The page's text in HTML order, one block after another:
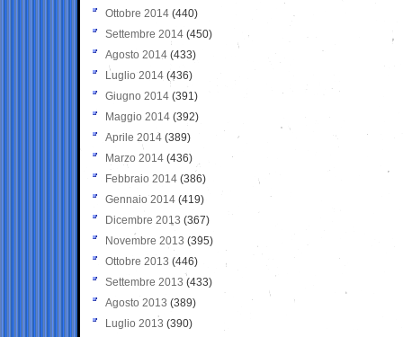
Ottobre 2014 (440)
Settembre 2014 (450)
Agosto 2014 (433)
Luglio 2014 (436)
Giugno 2014 (391)
Maggio 2014 (392)
Aprile 2014 (389)
Marzo 2014 (436)
Febbraio 2014 (386)
Gennaio 2014 (419)
Dicembre 2013 (367)
Novembre 2013 (395)
Ottobre 2013 (446)
Settembre 2013 (433)
Agosto 2013 (389)
Luglio 2013 (390)